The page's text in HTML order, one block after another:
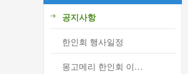
공지사항
한인회 행사일정
몽고메리 한인회 이모저모
- 애틀랜타 총영사관 소식
한인회 커뮤니티
한인 회원&협찬사